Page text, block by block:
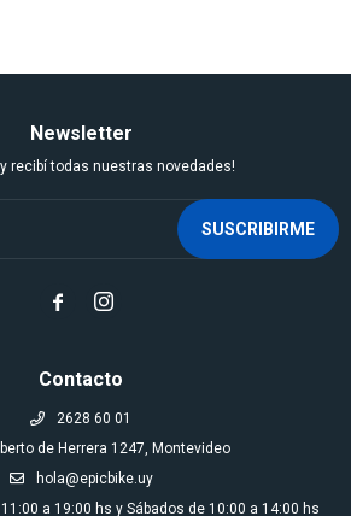
Contacto
2628 60 01
de Herrera 1247, Montevideo
hola@epicbike.uy
a 19:00 hs y Sábados de 10:00 a 14:00 hs
Newsletter
y recibí todas nuestras novedades!
SUSCRIBIRME
 